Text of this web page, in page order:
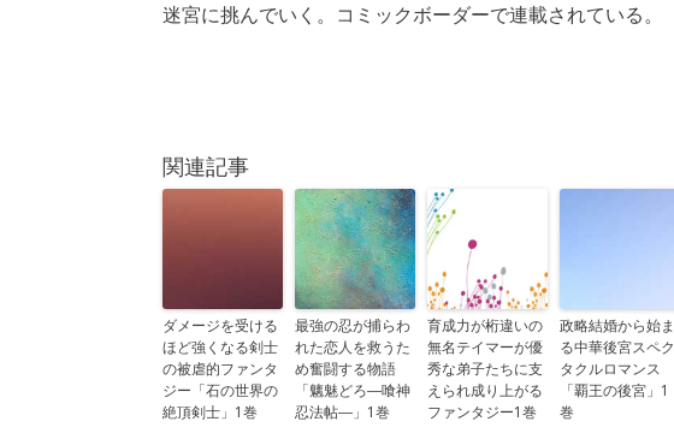
迷宮に挑んでいく。コミックボーダーで連載されている。
関連記事
ダメージを受ける
ほど強くなる剣士
の被虐的ファンタ
ジー「石の世界の
絶頂剣士」1巻
最強の忍が捕らわ
れた恋人を救うた
め奮闘する物語
「魑魅どろ―喰神
忍法帖―」1巻
育成力が桁違いの
無名テイマーが優
秀な弟子たちに支
えられ成り上がる
ファンタジー1巻
政略結婚から始ま
る中華後宮スペク
タクルロマンス
「覇王の後宮」1
巻